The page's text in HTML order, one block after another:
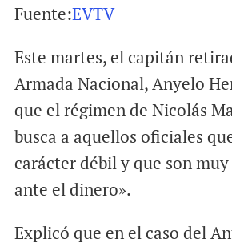
Fuente:EVTV
Este martes, el capitán
Armada Nacional, Anyelo
que el régimen de Nicolás
busca a aquellos oficiales
carácter débil y que son
ante el dinero».
Explicó que en el caso del